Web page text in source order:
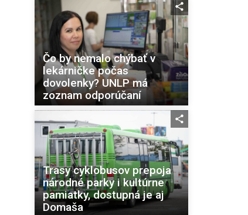
Čo by nemalo chýbať v
lekárničke počas
dovolenky? UNLP má
zoznam odporúčaní
Trasy cyklobusov prepoja
národné parky i kultúrne
pamiatky, dostupná je aj
Domaša